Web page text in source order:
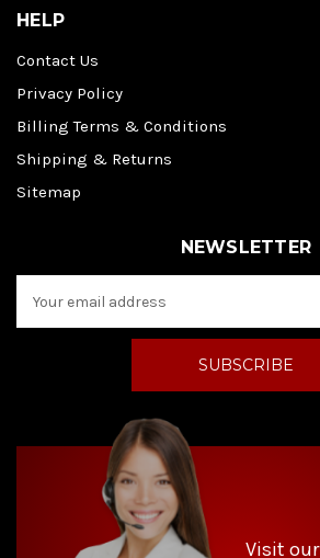
HELP
Contact Us
Privacy Policy
Billing Terms & Conditions
Shipping & Returns
Sitemap
NEWSLETTER
a
d
Visit our